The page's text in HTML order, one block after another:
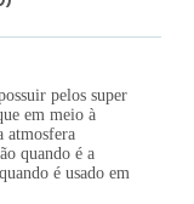
pelos super
em meio à
atmosfera
quando é a
é usado em